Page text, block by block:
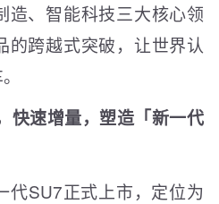
造、智能科技三大核心领
的跨越式突破，让世界认
快速增量，塑造「新一代
代SU7正式上市，定位为